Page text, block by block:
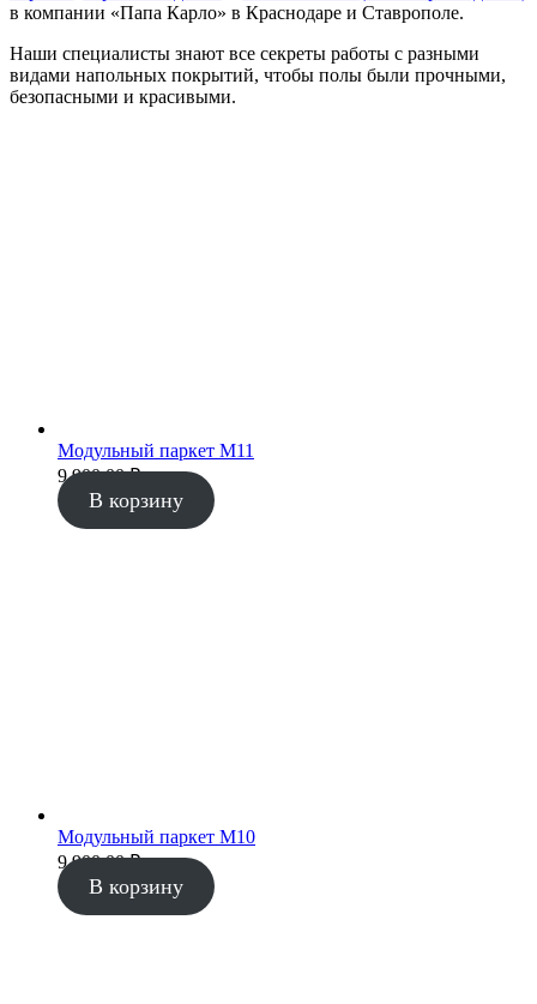
в компании «Папа Карло» в Краснодаре и Ставрополе.
Наши специалисты знают все секреты работы с разными
видами напольных покрытий, чтобы полы были прочными,
безопасными и красивыми.
Модульный паркет М11
9 900.00₽
В корзину
Модульный паркет М10
9 900.00₽
В корзину